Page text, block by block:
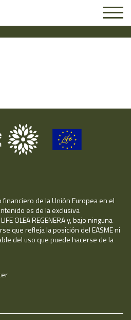
de la Unión Europea en el
es de la exclusiva
OLEA REGENERA y, bajo ninguna
que refleja la posición del EASME ni
del uso que puede hacerse de la